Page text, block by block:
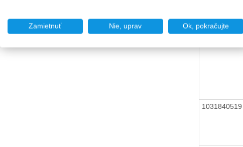
1031840519
Zamietnuť Nie, uprav Ok, pokračujte